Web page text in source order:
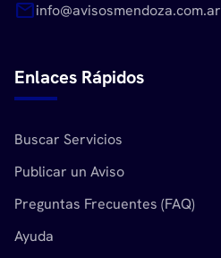
mailinfo@avisosmendoza.com.ar
Enlaces Rápidos
Buscar Servicios
Publicar un Aviso
Preguntas Frecuentes (FAQ)
Ayuda